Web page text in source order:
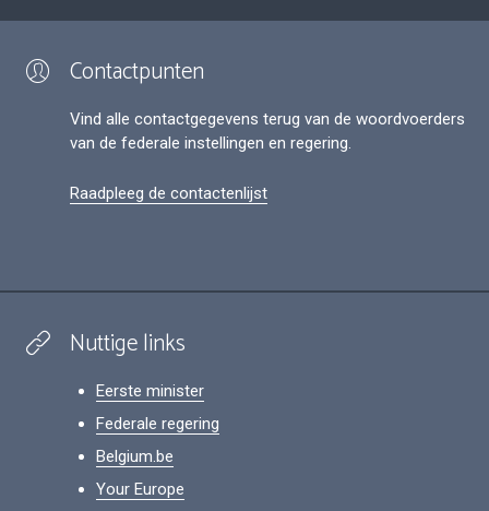
Contactpunten
Vind alle contactgegevens terug van de woordvoerders
van de federale instellingen en regering.
Raadpleeg de contactenlijst
Nuttige links
Eerste minister
Federale regering
Belgium.be
Your Europe